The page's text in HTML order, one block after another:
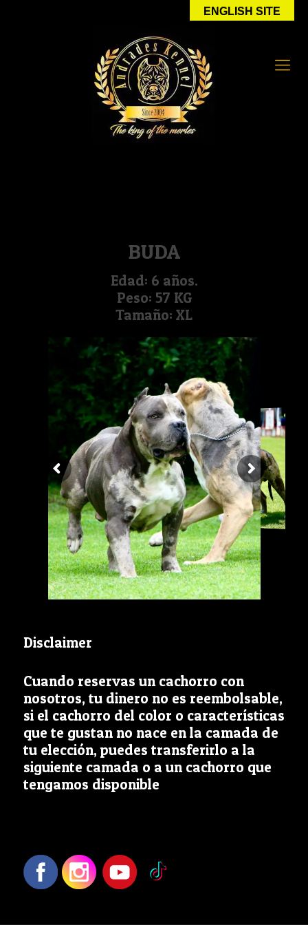
BUDA
Edad: 6 años.
Peso: 57 KG
Tamaño: XL
Disclaimer
Cuando reservas un cachorro con
nosotros, tu dinero no es reembolsable,
si el cachorro del color o características
que te gustan no nace en la camada de
tu elección, puedes transferirlo a la
siguiente camada o a un cachorro que
tengamos disponible
ENGLISH SITE